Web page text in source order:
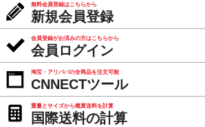
無料会員登録はこちらから
新規会員登録
会員登録がお済みの方はこちらから
会員ログイン
淘宝・アリババの全商品を注文可能
CNNECTツール
重量とサイズから概算送料を計算
国際送料の計算